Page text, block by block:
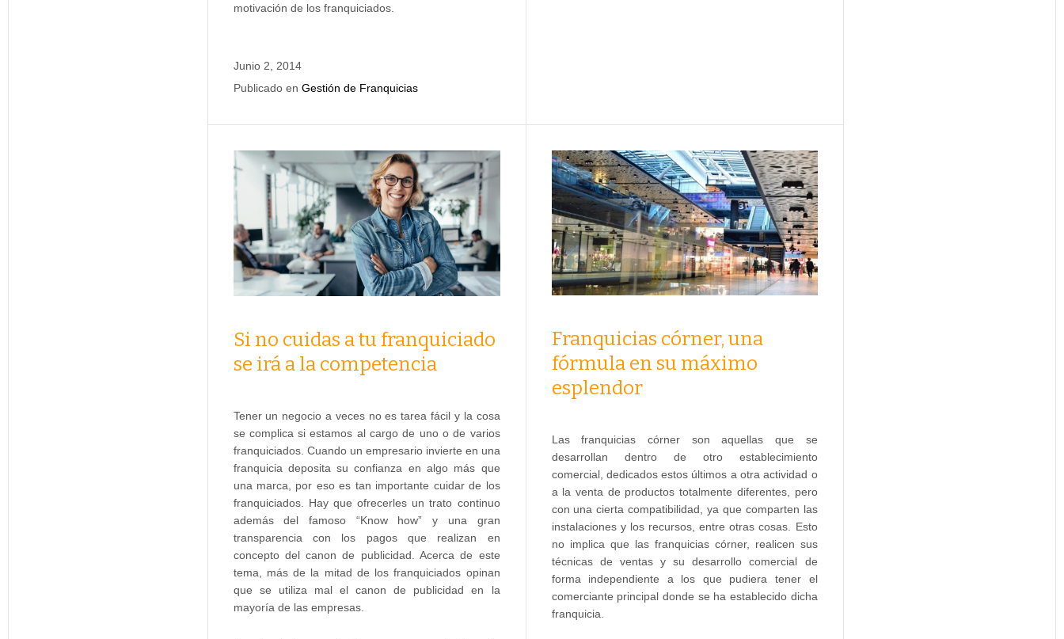
motivación de los franquiciados.
Junio 2, 2014
Publicado en Gestión de Franquicias
Si no cuidas a tu franquiciado
se irá a la competencia
Tener un negocio a veces no es tarea fácil y la cosa
se complica si estamos alcargo de unoo de varios
franquiciados. Cuando un empresario invierte en una
franquicia deposita suconfianza en algo más que
una marca, por eso es tan importante cuidarde los
franquiciados. Hay que ofrecerles un trato continuo
además del famoso “Know how” y una gran
transparencia con los pagos que realizan en
concepto del canon de publicidad. Acerca de este
tema, más de la mitad de los franquiciados opinan
que se utiliza mal el canon de publicidad en la
mayoría de las empresas.
Franquicias córner, una
fórmula en su máximo
esplendor
Las franquicias córner son aquellas que se
desarrollan dentro de otro establecimiento
comercial, dedicados estos últimos a otra actividad o
a la venta de productos totalmente diferentes, pero
con una cierta compatibilidad, ya que comparten las
instalaciones y los recursos, entre otras cosas. Esto
no implica que las franquicias córner, realicen sus
técnicas de ventas y su desarrollo comercial de
forma independiente a los que pudiera tener el
comerciante principal donde se ha establecido dicha
franquicia.